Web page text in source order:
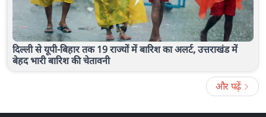
दिल्ली से यूपी-बिहार तक 19 राज्यों में बारिश का अलर्ट, उत्तराखंड में
बेहद भारी बारिश की चेतावनी
और पढ़ें